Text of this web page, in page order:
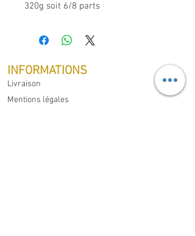
320g soit 6/8 parts
INFORMATIONS
Livraison
Mentions légales